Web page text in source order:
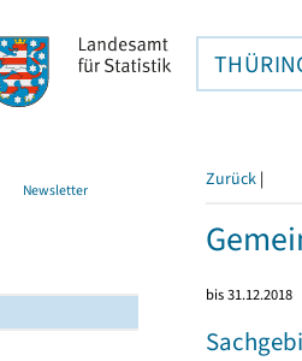
Newsletter Zurück |
bis 31.12.2018